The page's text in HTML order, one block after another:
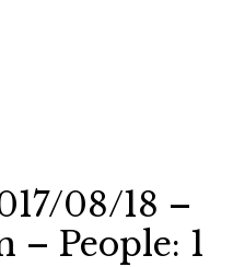
08/18 –
– People: 1